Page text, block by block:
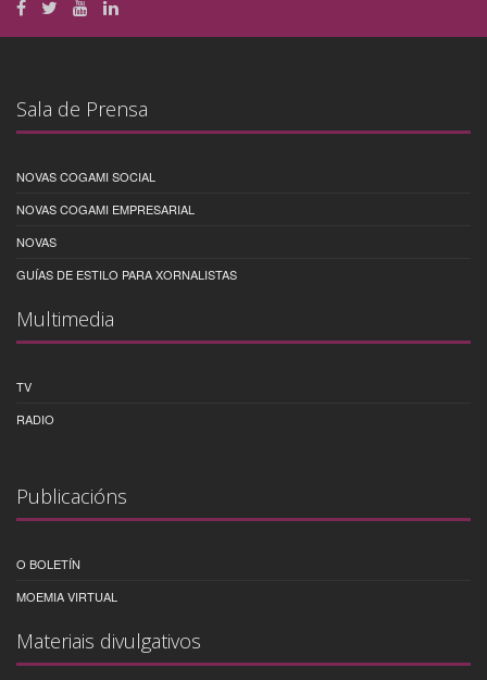
Sala de Prensa
NOVAS COGAMI SOCIAL
NOVAS COGAMI EMPRESARIAL
NOVAS
GUÍAS DE ESTILO PARA XORNALISTAS
Multimedia
TV
RADIO
Publicacións
O BOLETÍN
MOEMIA VIRTUAL
Materiais divulgativos